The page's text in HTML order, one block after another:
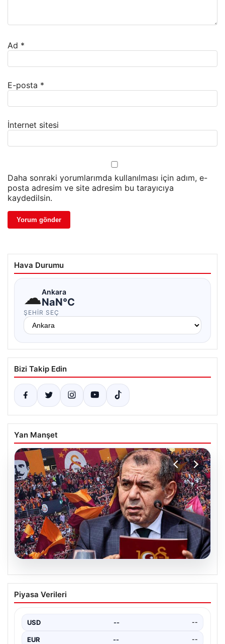
Ad *
E-posta *
İnternet sitesi
Daha sonraki yorumlarımda kullanılması için adım, e-
posta adresim ve site adresim bu tarayıcıya
kaydedilsin.
Hava Durumu
☁Ankara
NaN°C
ŞEHIR SEÇ
Bizi Takip Edin
Yan Manşet
Fed faizi sabit tuttu
Piyasa Verileri
USD -- --
EUR -- --